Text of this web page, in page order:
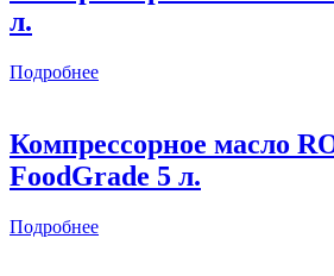
л.
Подробнее
Компрессорное масло
FoodGrade 5 л.
Подробнее